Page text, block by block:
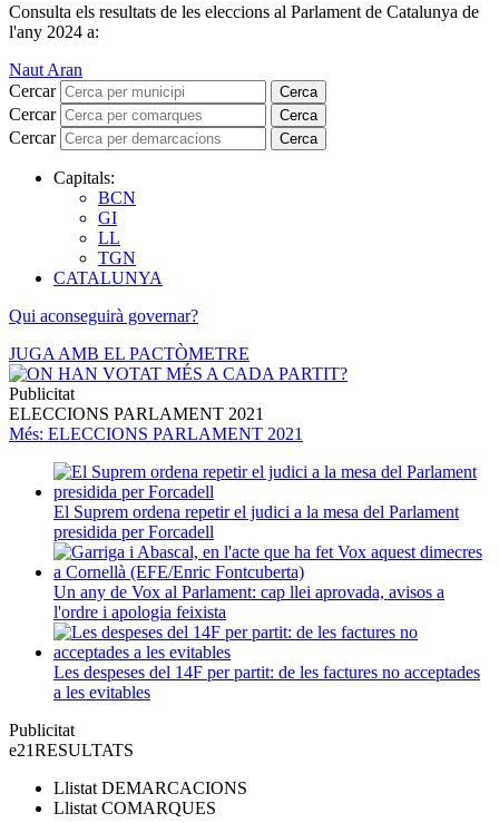
Consulta els resultats de les eleccions al Parlament de Catalunya de
l'any 2024 a:
Naut Aran
Cercar
Cerca
Cercar Cerca
Cercar Cerca
Capitals:
BCN
GI
LL
TGN
CATALUNYA
Qui aconseguirà governar?
JUGA AMB EL PACTÒMETRE
Publicitat
ELECCIONS PARLAMENT 2021
Més: ELECCIONS PARLAMENT 2021
El Suprem ordena repetir el judici a la mesa del Parlament
presidida per Forcadell
Un any de Vox al Parlament: cap llei aprovada, avisos a
l'ordre i apologia feixista
Les despeses del 14F per partit: de les factures no acceptades
a les evitables
Publicitat
e21RESULTATS
Llistat DEMARCACIONS
Llistat COMARQUES